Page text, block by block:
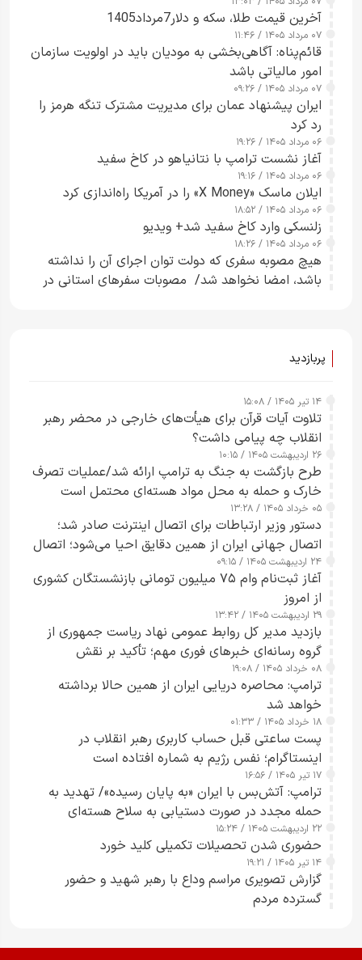
آخرین قیمت طلا، سکه و دلار7مرداد1405
۰۷ مرداد ۱۴۰۵ / ۱۱:۴۶
قائم‌پناه: آگاهی‌بخشی به مودیان باید در اولویت سازمان
امور مالیاتی باشد
۰۷ مرداد ۱۴۰۵ / ۰۹:۲۶
ایران پیشنهاد عمان برای مدیریت مشترک تنگه هرمز را
رد کرد
۰۶ مرداد ۱۴۰۵ / ۱۹:۲۶
آغاز نشست ترامپ با نتانیاهو در کاخ سفید
۰۶ مرداد ۱۴۰۵ / ۱۹:۱۶
ایلان ماسک «X Money» را در آمریکا راه‌اندازی کرد
۰۶ مرداد ۱۴۰۵ / ۱۸:۵۲
زلنسکی وارد کاخ سفید شد+ ویدیو
۰۶ مرداد ۱۴۰۵ / ۱۸:۲۶
هیچ مصوبه سفری که دولت توان اجرای آن را نداشته
باشد، امضا نخواهد شد/ مصوبات سفرهای استانی در
پربازدید
۱۴ تیر ۱۴۰۵ / ۱۵:۰۸
تلاوت آیات قرآن برای هیأت‌های خارجی در محضر رهبر
انقلاب چه پیامی داشت؟
۲۶ اردیبهشت ۱۴۰۵ / ۱۰:۱۵
طرح‌ بازگشت به جنگ به ترامپ ارائه شد/عملیات تصرف
خارک و حمله به محل مواد هسته‌ای محتمل است
۰۵ خرداد ۱۴۰۵ / ۱۳:۲۸
دستور وزیر ارتباطات برای اتصال اینترنت صادر شد؛
اتصال جهانی ایران از همین دقایق احیا می‌شود؛ اتصال
کامل مردم تا ۲۴ ساعت آینده
۲۴ اردیبهشت ۱۴۰۵ / ۰۹:۱۵
آغاز ثبت‌نام وام ۷۵ میلیون تومانی بازنشستگان کشوری
از امروز
۲۹ اردیبهشت ۱۴۰۵ / ۱۳:۴۲
بازدید مدیر کل روابط عمومی نهاد ریاست جمهوری از
گروه رسانه‌ای خبرهای فوری مهم؛ تأکید بر نقش
رسانه‌های هوشمند و مسئول در ارتقای آگاهی عمومی
۰۸ خرداد ۱۴۰۵ / ۱۹:۰۸
ترامپ: محاصره دریایی ایران از همین حالا برداشته
خواهد شد
۱۸ خرداد ۱۴۰۵ / ۰۱:۳۳
پست ساعتی قبل حساب کاربری رهبر انقلاب در
اینستاگرام؛ نفس رژیم به شماره افتاده است​
۱۷ تیر ۱۴۰۵ / ۱۶:۵۶
ترامپ: آتش‌بس با ایران «به پایان رسیده»/ تهدید به
حمله مجدد در صورت دستیابی به سلاح هسته‌ای
۲۲ اردیبهشت ۱۴۰۵ / ۱۵:۲۴
حضوری شدن تحصیلات تکمیلی کلید خورد
۱۴ تیر ۱۴۰۵ / ۱۹:۲۱
گزارش تصویری مراسم وداع با رهبر شهید و حضور
گسترده مردم